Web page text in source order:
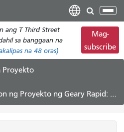
pangunahing
nilalaman
I-
ang
ang T Third Street
sa banggaan na
na 48 oras)
Mag-
subscribe
Proyekto
ng Geary Rapid: Hunyo 8 - Hunyo 21, 2019